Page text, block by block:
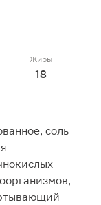
Жиры
18
соль